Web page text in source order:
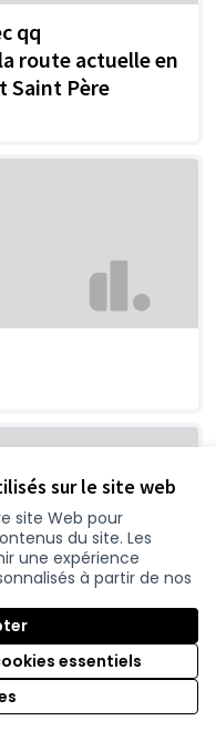
sur le site web
site Web pour
du site. Les
une expérience
à partir de nos
essentiels
qq
route actuelle en
Saint Père